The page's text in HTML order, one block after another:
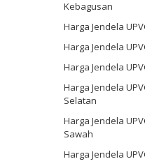
Kebagusan
Harga Jendela
Harga Jendela
Harga Jendela
Harga Jendela
Selatan
Harga Jendela
Sawah
Harga Jendela